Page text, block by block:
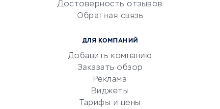
документооборот
Юридические компании
Бухгалтерия онлайн
Достоверность отзывов
Обратная связь
ДЛЯ КОМПАНИЙ
Добавить компанию
Заказать обзор
Реклама
Виджеты
Тарифы и цены